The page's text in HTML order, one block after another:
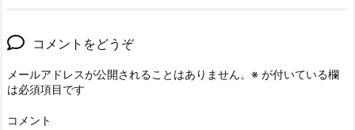
コメントをどうぞ
メールアドレスが公開されることはありません。 ※ が付いている欄
は必須項目です
コメント